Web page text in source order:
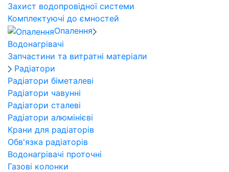
Захист водопровідної системи
Комплектуючі до ємностей
Опалення
Водонагрівачі
Запчастини та витратні матеріали
Радіатори
Радіатори біметалеві
Радіатори чавунні
Радіатори сталеві
Радіатори алюмінієві
Крани для радіаторів
Обв'язка радіаторів
Водонагрівачі проточні
Газові колонки